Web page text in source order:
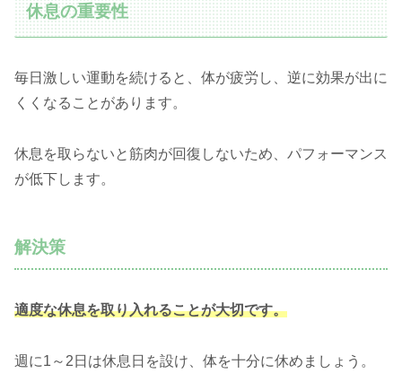
休息の重要性
毎日激しい運動を続けると、体が疲労し、逆に効果が出に
くくなることがあります。
休息を取らないと筋肉が回復しないため、パフォーマンス
が低下します。
解決策
適度な休息を取り入れることが大切です。
週に1～2日は休息日を設け、体を十分に休めましょう。